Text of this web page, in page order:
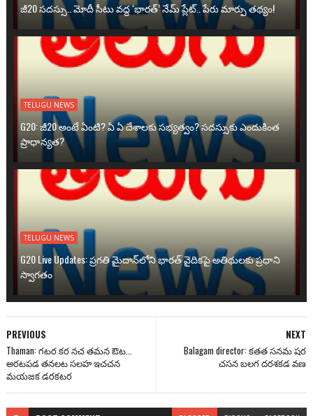
జీ20 సదస్సు.. మోదీ సీటు వద్ద ‘భారత్’ నేమ్ ప్లేట్‌.. పేరు మార్పు తథ్యం!
TELUGU NEWS
G20: జీ20 అంటే ఏంటి? ఏ ఏ దేశాలకు సభ్యత్వం? సదస్సుకు ఎందుకింత
ప్రాధాన్యత?
TELUGU NEWS
G20 Live Updates: ప్రగతి మైదాన్‌లోని భారత్ వైదికపై అతిథులకు ప్రధాని
స్వాగతం
NEXT
Balagam director: కతత సనమ షర
చసన బలగ దరశకడ వణ
PREVIOUS
Thaman: గటర కర నచ తమన ఔట...
అరటపడ తనలట సలహ ఇచచన
మయజక డరకటర